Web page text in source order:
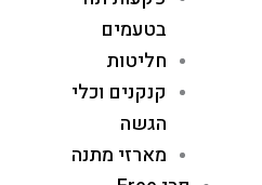
בטעמים
חליטות
קנקנים וכלי
הגשה
מארזי מתנה